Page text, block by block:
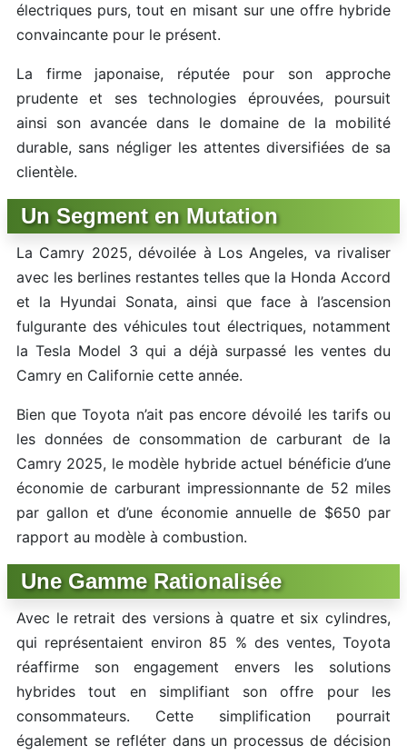
électriques purs, tout en misant sur une offre hybride
convaincante pour le présent.
La firme japonaise, réputée pour son approche
prudente et ses technologies éprouvées, poursuit
ainsi son avancée dans le domaine de la mobilité
durable, sans négliger les attentes diversifiées de sa
clientèle.
Un Segment en Mutation
La Camry 2025, dévoilée à Los Angeles, va rivaliser
avec les berlines restantes telles que la Honda Accord
et la Hyundai Sonata, ainsi que face à l’ascension
fulgurante des véhicules tout électriques, notamment
la Tesla Model 3 qui a déjà surpassé les ventes du
Camry en Californie cette année.
Bien que Toyota n’ait pas encore dévoilé les tarifs ou
les données de consommation de carburant de la
Camry 2025, le modèle hybride actuel bénéficie d’une
économie de carburant impressionnante de 52 miles
par gallon et d’une économie annuelle de $650 par
rapport au modèle à combustion.
Une Gamme Rationalisée
Avec le retrait des versions à quatre et six cylindres,
qui représentaient environ 85 % des ventes, Toyota
réaffirme son engagement envers les solutions
hybrides tout en simplifiant son offre pour les
consommateurs. Cette simplification pourrait
également se refléter dans un processus de décision